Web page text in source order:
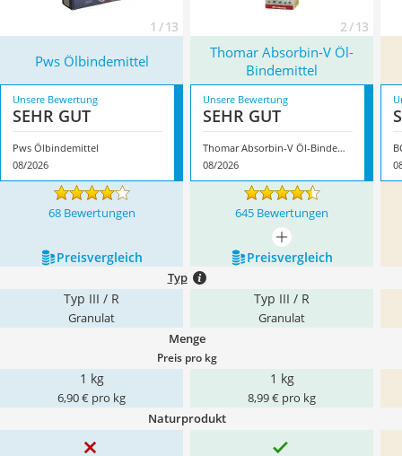
1 / 13 2 / 13
Pws Ölbindemittel
Thomar Absorbin-V Öl-
Bindemittel
Unsere Bewertung
SEHR GUT
Pws Ölbindemittel
08/2026
Unsere Bewertung
SEHR GUT
Thomar Absorbin-V Öl-Bindemittel
08/2026
68 Bewertungen 645 Bewertungen
mehr anzeigen
Preis­vergleich
Preis­vergleich
Typ
Typ III / R
Granulat
Typ III / R
Granulat
Menge
Preis pro kg
1 kg
6,90 € pro kg
1 kg
8,99 € pro kg
Naturprodukt